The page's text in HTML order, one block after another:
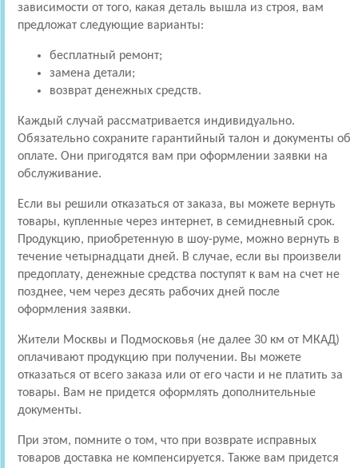
зависимости от того, какая деталь вышла из строя, вам
предложат следующие варианты:
бесплатный ремонт;
замена детали;
возврат денежных средств.
Каждый случай рассматривается индивидуально.
Обязательно сохраните гарантийный талон и документы об
оплате. Они пригодятся вам при оформлении заявки на
обслуживание.
Если вы решили отказаться от заказа, вы можете вернуть
товары, купленные через интернет, в семидневный срок.
Продукцию, приобретенную в шоу-руме, можно вернуть в
течение четырнадцати дней. В случае, если вы произвели
предоплату, денежные средства поступят к вам на счет не
позднее, чем через десять рабочих дней после
оформления заявки.
Жители Москвы и Подмосковья (не далее 30 км от МКАД)
оплачивают продукцию при получении. Вы можете
отказаться от всего заказа или от его части и не платить за
товары. Вам не придется оформлять дополнительные
документы.
При этом, помните о том, что при возврате исправных
товаров доставка не компенсируется. Также вам придется